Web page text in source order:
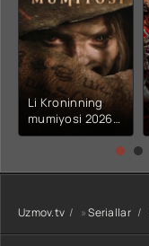
Li Kroninning
mumiyosi 2026
(uzbek tilida
kino) tarjima HD
Uzmov.tv »Seriallar